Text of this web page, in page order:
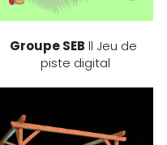
Groupe SEB ll Jeu de
piste digital